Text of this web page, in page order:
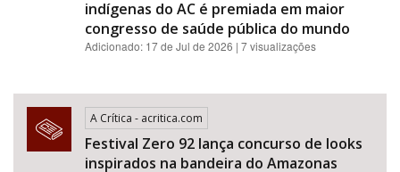
indígenas do AC é premiada em maior
congresso de saúde pública do mundo
Adicionado: 17 de Jul de 2026 | 7 visualizações
A Crítica - acritica.com
Festival Zero 92 lança concurso de looks
inspirados na bandeira do Amazonas